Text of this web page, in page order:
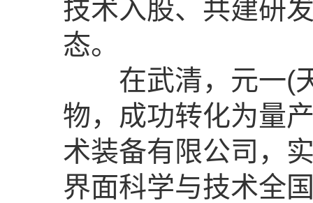
技术入股、共建研
态。
在武清，元一(天
物，成功转化为量
术装备有限公司，
界面科学与技术全